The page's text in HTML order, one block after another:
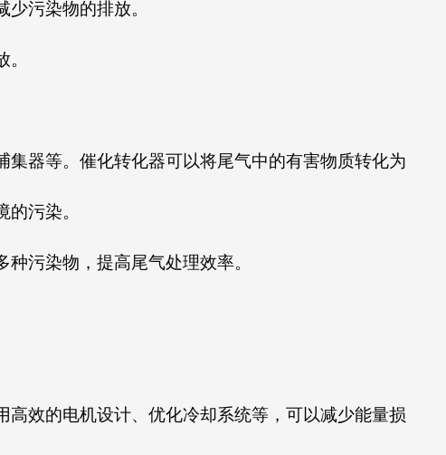
污染物的排放。
器等。催化转化器可以将尾气中的有害物质转化为
污染。
污染物，提高尾气处理效率。
效的电机设计、优化冷却系统等，可以减少能量损